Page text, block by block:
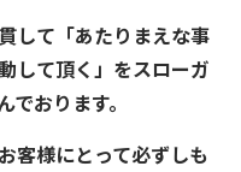
して「あたりまえな事
して頂く」をスローガ
おります。
客様にとって必ずしも